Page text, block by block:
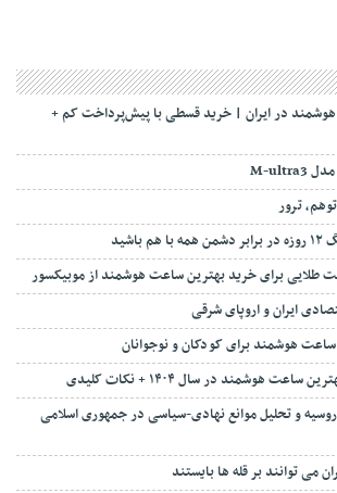
در ایران | خرید قسطی با پیش‌پرداخت کم +
ایران و اروپای شرقی
هوشمند برای کودکان و نوجوانان
هوشمند در سال ۱۴۰۴ + نکات کلیدی
و تحلیل موانع نهادی-سیاسی در جمهوری اسلامی
می توانند بر قله ها بایستند